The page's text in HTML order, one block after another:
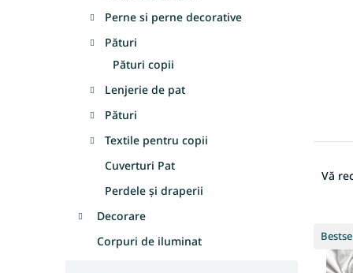
Perne si perne decorative
Pături
Pături copii
Lenjerie de pat
Pături
Textile pentru copii
Cuverturi Pat
Perdele și draperii
Decorare
Corpuri de iluminat
eVă